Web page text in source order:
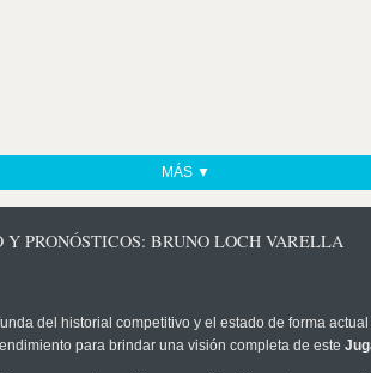
MÁS ▼
PRONÓSTICOS: BRUNO LOCH VARELLA
del historial competitivo y el estado de forma actual
para brindar una visión completa de este